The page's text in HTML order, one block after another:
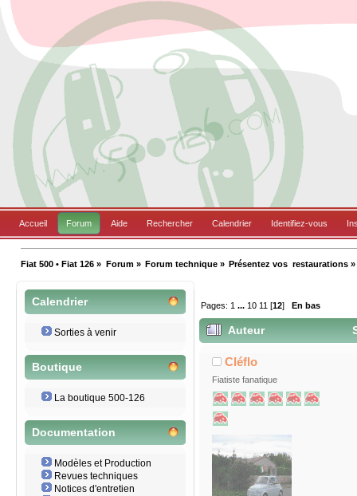
Accueil Forum Aide Rechercher Calendrier Identifiez-vous
Fiat 500 • Fiat 126 » Forum» Forum technique» Présentez vos  restaurations »
Calendrier
Sorties à venir
Boutique
La boutique 500-126
Documentation
Modèles et Production
Revues techniques
Notices d'entretien
Pages: 1 ... 10 11 [12] En bas
Auteur
Cléflo
Fiatiste fanatique